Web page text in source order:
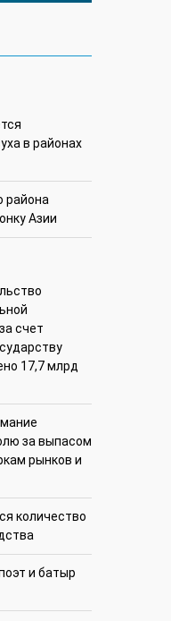
в районах
района
Азии
счет
17,7 млрд
за выпасом
рынков и
количество
и батыр